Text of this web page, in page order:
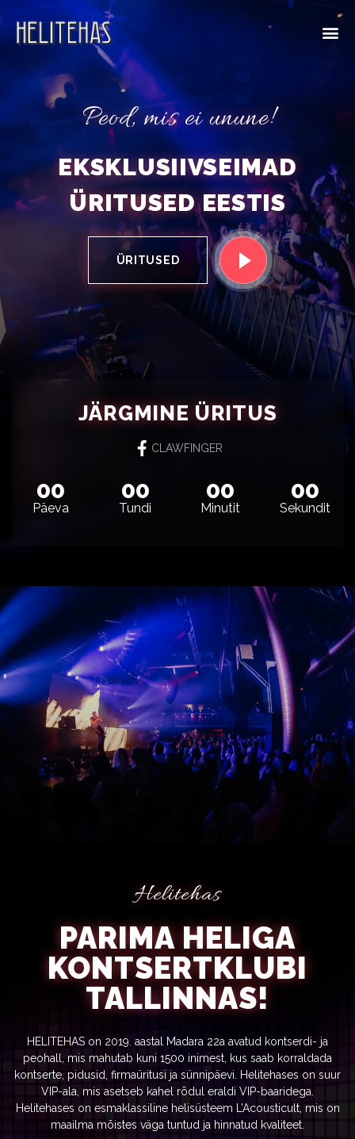
Peod, mis ei unune!
EKSKLUSIIVSEIMAD
ÜRITUSED EESTIS
ÜRITUSED
JÄRGMINE ÜRITUS
CLAWFINGER
00
Päeva
00
Tundi
00
Minutit
00
Sekundit
Helitehas
PARIMA HELIGA
KONTSERTKLUBI
TALLINNAS!
HELITEHAS on 2019. aastal Madara 22a avatud kontserdi- ja
peohall, mis mahutab kuni 1500 inimest, kus saab korraldada
kontserte, pidusid, firmaüritusi ja sünnipäevi. Helitehases on suur
VIP-ala, mis asetseb kahel rõdul eraldi VIP-baaridega.
Helitehases on esmaklassiline helisüsteem L’Acousticult, mis on
maailma mõistes väga tuntud ja hinnatud kvaliteet.